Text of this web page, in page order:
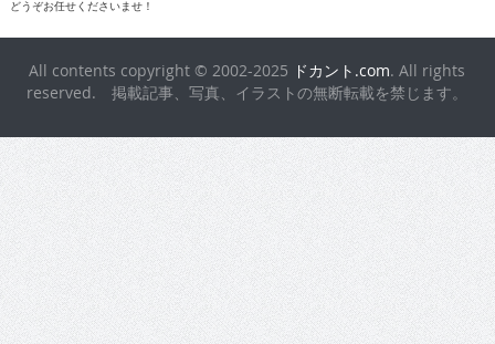
どうぞお任せくださいませ！
All contents copyright © 2002-2025 ドカント.com. All rights
reserved. 掲載記事、写真、イラストの無断転載を禁じます。